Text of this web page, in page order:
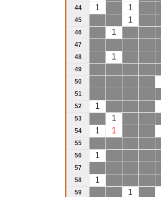
44 1 1
45 1
46 1
47
48 1
49
50
51
52 1
53 1
54 1 1
55
56 1
57
58 1
59 1